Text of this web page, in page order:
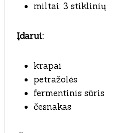
miltai: 3 stiklinių
Įdarui:
krapai
petražolės
fermentinis sūris
česnakas